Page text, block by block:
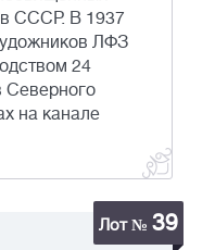
СССР. В 1937
ЛФЗ
24
Северного
на канале
Лот № 39